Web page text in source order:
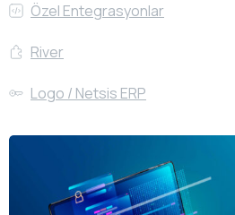
Özel Entegrasyonlar
River
Logo / Netsis ERP